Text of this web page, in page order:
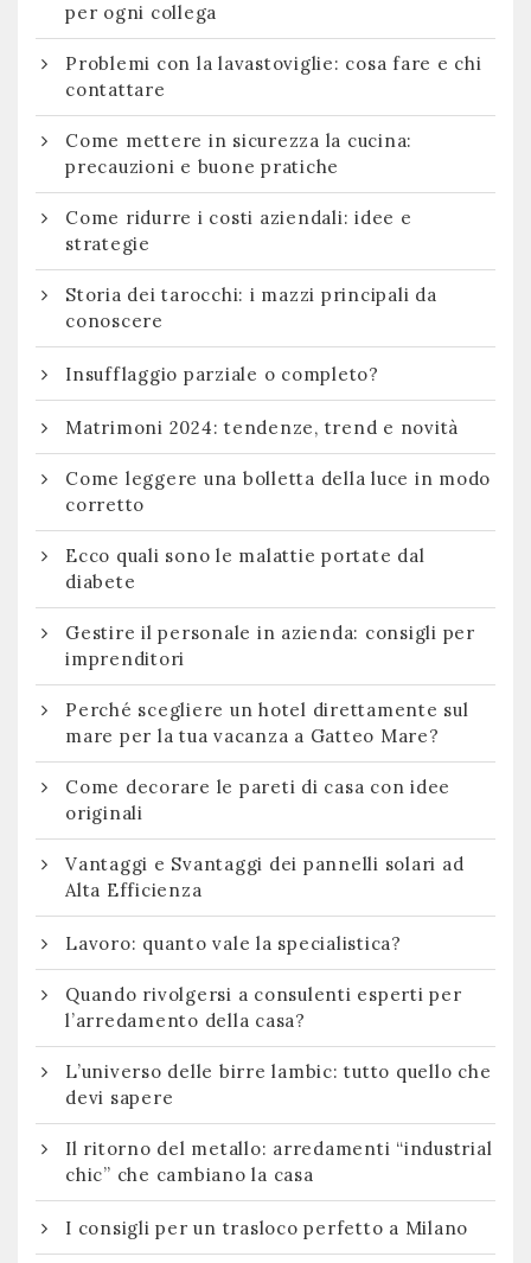
per ogni collega
Problemi con la lavastoviglie: cosa fare e chi
contattare
Come mettere in sicurezza la cucina:
precauzioni e buone pratiche
Come ridurre i costi aziendali: idee e
strategie
Storia dei tarocchi: i mazzi principali da
conoscere
Insufflaggio parziale o completo?
Matrimoni 2024: tendenze, trend e novità
Come leggere una bolletta della luce in modo
corretto
Ecco quali sono le malattie portate dal
diabete
Gestire il personale in azienda: consigli per
imprenditori
Perché scegliere un hotel direttamente sul
mare per la tua vacanza a Gatteo Mare?
Come decorare le pareti di casa con idee
originali
Vantaggi e Svantaggi dei pannelli solari ad
Alta Efficienza
Lavoro: quanto vale la specialistica?
Quando rivolgersi a consulenti esperti per
l’arredamento della casa?
L’universo delle birre lambic: tutto quello che
devi sapere
Il ritorno del metallo: arredamenti “industrial
chic” che cambiano la casa
I consigli per un trasloco perfetto a Milano